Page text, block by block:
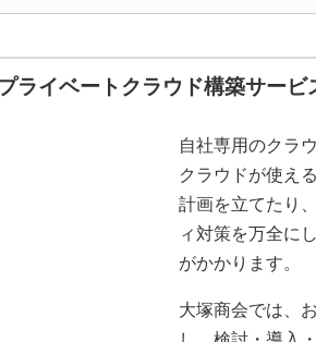
ライベートクラウド構築サービ
自社専用のクラ
クラウドが使え
計画を立てたり
ィ対策を万全に
がかかります。
大塚商会では、